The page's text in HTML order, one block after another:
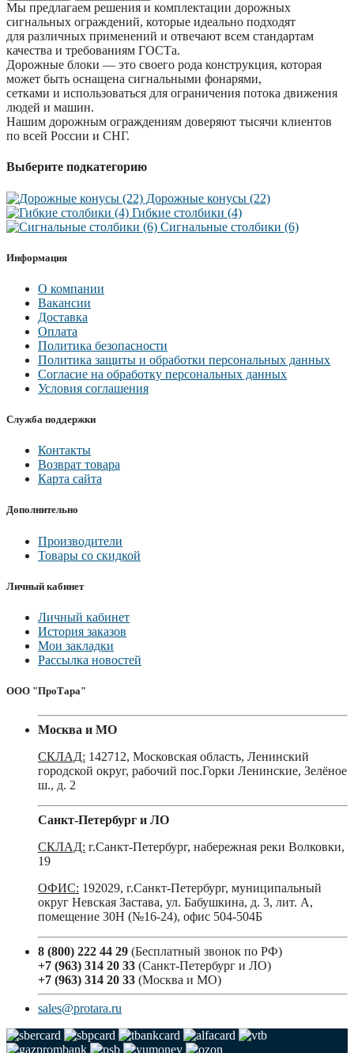
Мы предлагаем решения и комплектации дорожных
сигнальных ограждений, которые идеально подходят
для различных применений и отвечают всем стандартам
качества и требованиям ГОСТа.
Дорожные блоки — это своего рода конструкция, которая
может быть оснащена сигнальными фонарями,
сетками и использоваться для ограничения потока движения
людей и машин.
Нашим дорожным ограждениям доверяют тысячи клиентов
по всей России и СНГ.
Выберите подкатегорию
Дорожные конусы (22)
Гибкие столбики (4)
Сигнальные столбики (6)
Информация
О компании
Вакансии
Доставка
Оплата
Политика безопасности
Политика защиты и обработки персональных данных
Согласие на обработку персональных данных
Условия соглашения
Служба поддержки
Контакты
Возврат товара
Карта сайта
Дополнительно
Производители
Товары со скидкой
Личный кабинет
Личный кабинет
История заказов
Мои закладки
Рассылка новостей
ООО "ПроТара"
Москва и МО
СКЛАД: 142712, Московская область, Ленинский
городской округ, рабочий пос.Горки Ленинские, Зелёное
ш., д. 2
Санкт-Петербург и ЛО
СКЛАД: г.Санкт-Петербург, набережная реки Волковки,
19
ОФИС: 192029, г.Санкт-Петербург, муниципальный
округ Невская Застава, ул. Бабушкина, д. 3, лит. А,
помещение 30Н (№16-24), офис 504-504Б
8 (800) 222 44 29 (Бесплатный звонок по РФ)
+7 (963) 314 20 33 (Санкт-Петербург и ЛО)
+7 (963) 314 20 33 (Москва и МО)
sales@protara.ru